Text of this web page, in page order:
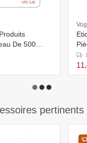
De 500
pertinents